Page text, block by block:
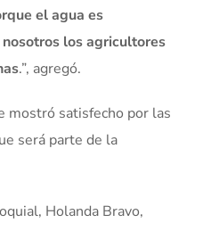
el agua es
los agricultores
.”, agregó.
mostró satisfecho por las
será parte de la
Holanda Bravo,